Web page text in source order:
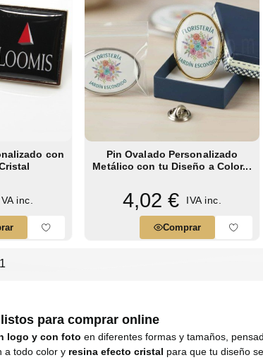
con
inc.
Pin Ovalado Personalizado
Metálico con tu Diseño a Color...
4,02 € IVA inc.
Comprar
para comprar online
logo y con foto en diferentes formas y tamaños,
a todo color y resina efecto cristal para que tu diseño